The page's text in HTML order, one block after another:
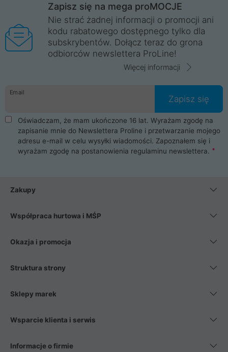
Wrocław, Poznań, Legnica, Katowice, Gliwice, Kalisz, Bytom,
Trzebnica, Opole. Szybka i profesjonalna obsługa!
ProLine to polska firma ze 100% polskim kapitałem. Działamy
legalnie i płacimy podatki w naszym kraju! Posiadamy siedzibę
główną w Mirkowie oraz salony na terenie kraju. Cała
komunikacja ze sklepem komputerowym ProLine jest
danych osobowych. Dlatego zakup notebooka albo laptopa w
ProLine to czysta przyjemność i pełne bezpieczeństwo.
Zaopatrzysz się u nas w akcesoria i części komputerowe
takie jak procesory, karty graficzne, płyty główne, pamięci,
dyski SSD, M.2 oraz HDD. Nasi pracownicy pomogą Ci wybrać
najlepszy zasilacz komputerowy oraz obudowę do komputera.
Poza komputerami mamy również najlepsze na rynku
Smartfony takich producentów jak Xiaomi, Apple, Samsung i
wentylatory. Na koniec mając już to wszystko, możesz
Zapisz się na mega proMOCJE
Nie strać żadnej informacji o promocji ani
kodu rabatowego dostępnego tylko dla
subskrybentów. Dołącz teraz do grona
odbiorców newslettera ProLine!
Więcej informacji
Email
Zapisz się
Oświadczam, że mam ukończone 16 lat. Wyrażam zgodę na
zapisanie mnie do Newslettera Proline i przetwarzanie mojego
adresu e-mail w celu wysyłki wiadomości. Zapoznałem się i
wyrażam zgodę na postanowienia regulaminu newslettera.
Zakupy
Współpraca hurtowa i MŚP
Okazja i promocja
Struktura strony
Sklepy marek
Wsparcie klienta i serwis
Informacje o firmie